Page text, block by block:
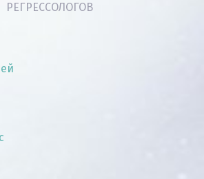
РЕГРЕССОЛОГОВ